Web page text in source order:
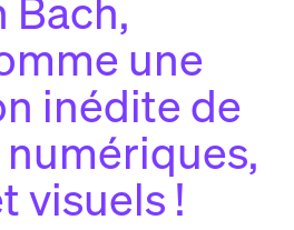
’équipe
artenaires
alendrier
rogrammes
e
Bach,
une
inédite de
visuels !